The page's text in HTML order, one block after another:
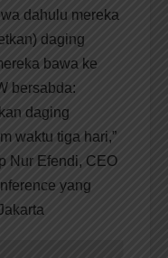
dahulu mereka
daging
bawa ke
bersabda:
daging
waktu tiga hari,”
Nur Efendi, CEO
yang